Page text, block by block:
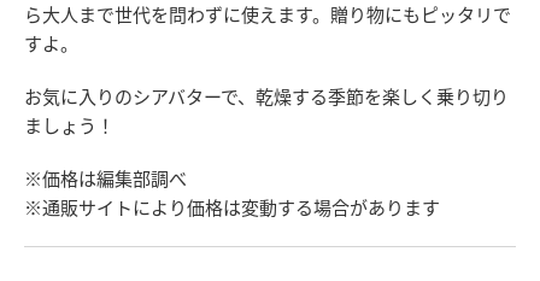
ら大人まで世代を問わずに使えます。贈り物にもピッタリで
すよ。
お気に入りのシアバターで、乾燥する季節を楽しく乗り切り
ましょう！
※価格は編集部調べ
※通販サイトにより価格は変動する場合があります